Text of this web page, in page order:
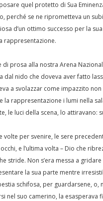
quel protetto di Sua
perché se ne riprometteva un
d’un ottimo successo per la
rappresentazione.
prosa alla nostra Arena
dal nido che doveva aver fatto
a svolazzar come impazzito non
la rappresentazione i lumi nella
le luci della scena, lo attiravano:
volte per svenire, le sere
e l’ultima volta – Dio che
stride. Non s’era messa a
la sua parte mentre
schifosa, per guardarsene, o,
nel suo camerino, la esasperava